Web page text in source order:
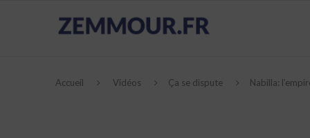
Accueil Vidéos Ça se dispute Nabilla: